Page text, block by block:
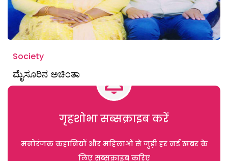
Society
ಮೈಸೂರಿನ ಅಚಿಂತಾ
गृहशोभा सब्सक्राइब करें
मनोरंजक कहानियों और महिलाओं से जुड़ी हर नई खबर के
लिए सब्सक्राइब करिए